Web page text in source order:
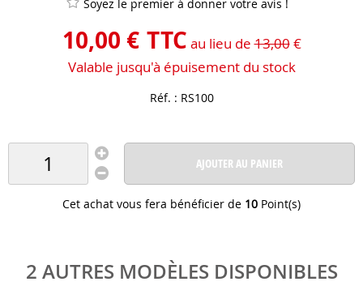
Soyez le premier à donner votre avis !
10,00 € TTC au lieu de13,00€
Valable jusqu'à épuisement du stock
Réf. : RS100
AJOUTER AU PANIER
Cet achat vous fera bénéficier de 10 Point(s)
2 AUTRES MODÈLES DISPONIBLES